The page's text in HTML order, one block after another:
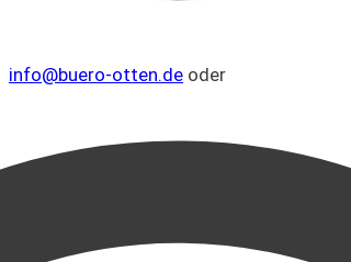
info@buero-otten.de oder